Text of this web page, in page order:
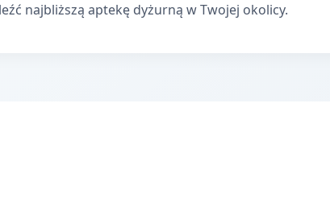
najbliższą aptekę dyżurną w Twojej okolicy.